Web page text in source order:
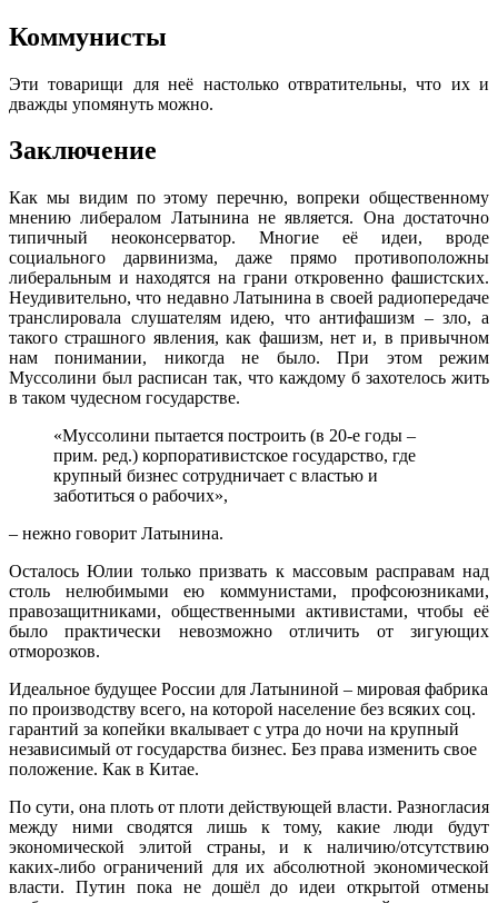
Коммунисты
Эти товарищи для неё настолько отвратительны, что их и
дважды упомянуть можно.
Заключение
Как мы видим по этому перечню, вопреки общественному
мнению либералом Латынина не является. Она достаточно
типичный неоконсерватор. Многие её идеи, вроде
социального дарвинизма, даже прямо противоположны
либеральным и находятся на грани откровенно фашистских.
Неудивительно, что недавно Латынина в своей радиопередаче
транслировала слушателям идею, что антифашизм – зло, а
такого страшного явления, как фашизм, нет и, в привычном
нам понимании, никогда не было. При этом режим
Муссолини был расписан так, что каждому б захотелось жить
в таком чудесном государстве.
«Муссолини пытается построить (в 20-е годы –
прим. ред.) корпоративистское государство, где
крупный бизнес сотрудничает с властью и
заботиться о рабочих»,
– нежно говорит Латынина.
Осталось Юлии только призвать к массовым расправам над
столь нелюбимыми ею коммунистами, профсоюзниками,
правозащитниками, общественными активистами, чтобы её
было практически невозможно отличить от зигующих
отморозков.
Идеальное будущее России для Латыниной – мировая фабрика
по производству всего, на которой население без всяких соц.
гарантий за копейки вкалывает с утра до ночи на крупный
независимый от государства бизнес. Без права изменить свое
положение. Как в Китае.
По сути, она плоть от плоти действующей власти. Разногласия
между ними сводятся лишь к тому, какие люди будут
экономической элитой страны, и к наличию/отсутствию
каких-либо ограничений для их абсолютной экономической
власти. Путин пока не дошёл до идеи открытой отмены